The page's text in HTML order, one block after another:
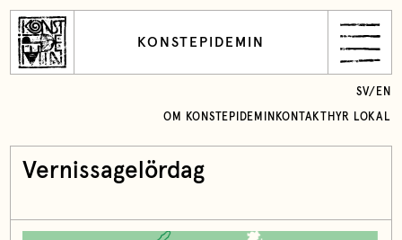
KONSTEPIDEMIN
OM KONSTEPIDEMIN KONTAKT HYR LOKAL
SV/ EN
Vernissagelördag